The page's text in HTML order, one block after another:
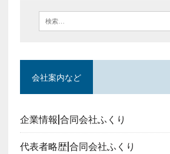
会社案内など
企業情報|合同会社ふくり
代表者略歴|合同会社ふくり